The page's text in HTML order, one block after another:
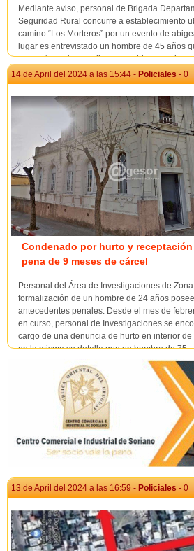
Mediante aviso, personal de Brigada
Seguridad Rural concurre a establecimiento
camino “Los Morteros” por un evento de
lugar es entrevistado un hombre de 45 años
expresó que tras realizar recorridas por el
constatar la faena de un ternero raza A...
14 de April del 2024 a las 15:44 - Policiales - 0
Condenado por hurto y receptación
pena de 9 meses de cárcel
Personal del Área de Investigaciones de
formalización de un hombre de 24 años
antecedentes penales. Desde el mes de
en curso, personal de Investigaciones se
cargo de una denuncia de hurto en interior de
en la misma se detalla que un hombre de 75...
13 de April del 2024 a las 16:59 - Policiales - 0